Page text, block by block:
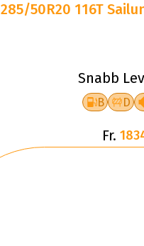
285/50R20 116T
Snabb
B D
Fr.